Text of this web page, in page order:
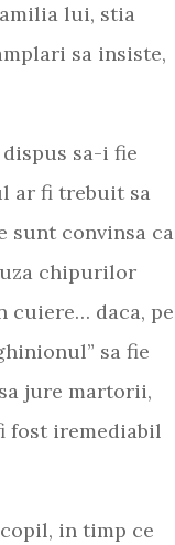
lui, stia
sa insiste,
sa-i fie
ar fi trebuit sa
sunt convinsa ca
chipurilor
cuiere… daca, pe
sa fie
jure martorii,
fost iremediabil
in timp ce